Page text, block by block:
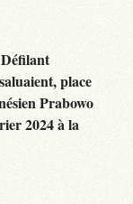
place
Prabowo
2024 à la